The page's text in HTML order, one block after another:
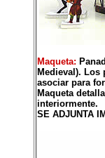
Maqueta:
Medieval). Los
asociar para
Maqueta
interiormente.
SE ADJUNTA